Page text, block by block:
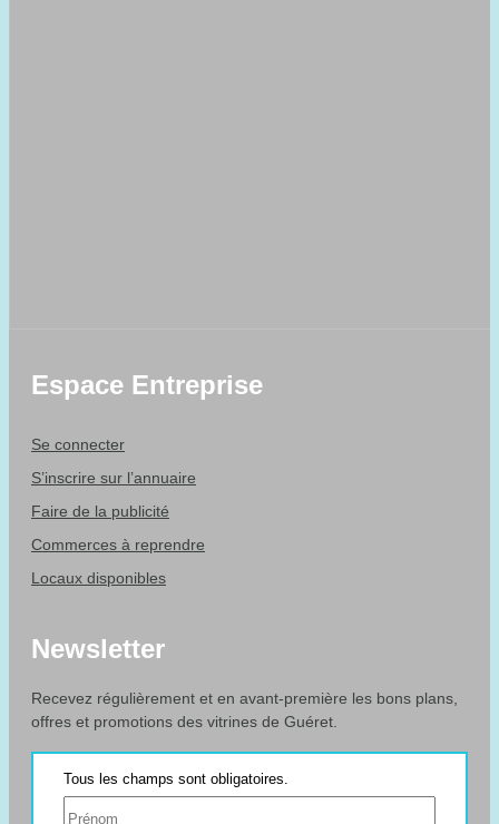
Espace Entreprise
Se connecter
S’inscrire sur l’annuaire
Faire de la publicité
Commerces à reprendre
Locaux disponibles
Newsletter
Recevez régulièrement et en avant-première les bons plans,
offres et promotions des vitrines de Guéret.